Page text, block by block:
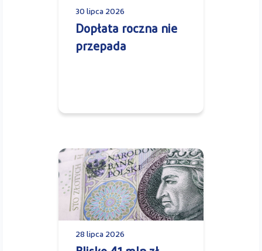
30 lipca 2026
Dopłata roczna nie
przepada
28 lipca 2026